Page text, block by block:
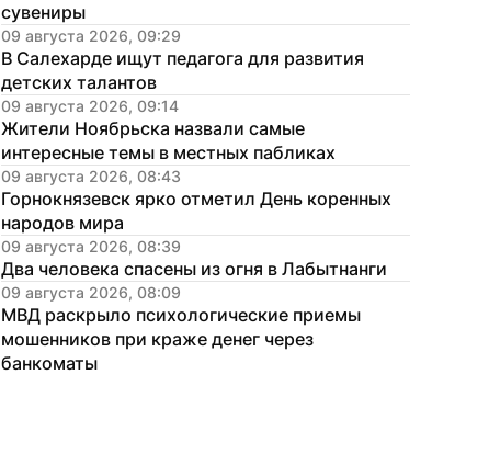
сувениры
09 августа 2026, 09:29
В Салехарде ищут педагога для развития
детских талантов
09 августа 2026, 09:14
Жители Ноябрьска назвали самые
интересные темы в местных пабликах
09 августа 2026, 08:43
Горнокнязевск ярко отметил День коренных
народов мира
09 августа 2026, 08:39
Два человека спасены из огня в Лабытнанги
09 августа 2026, 08:09
МВД раскрыло психологические приемы
мошенников при краже денег через
банкоматы